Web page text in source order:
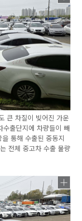
큰 차질이 빚어진 가운
출단지에 차량들이 빼
통해 수출된 중동지
전체 중고차 수출 물량